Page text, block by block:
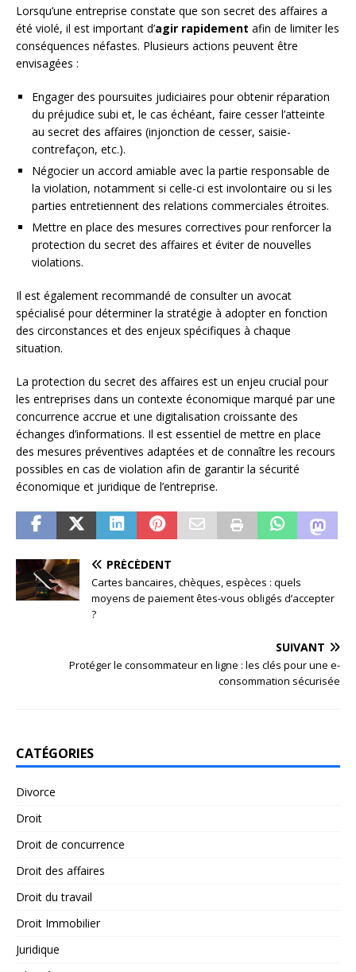
Lorsqu’une entreprise constate que son secret des affaires a
été violé, il est important d’agir rapidement afin de limiter les
conséquences néfastes. Plusieurs actions peuvent être
envisagées :
Engager des poursuites judiciaires pour obtenir réparation
du préjudice subi et, le cas échéant, faire cesser l’atteinte
au secret des affaires (injonction de cesser, saisie-
contrefaçon, etc.).
Négocier un accord amiable avec la partie responsable de
la violation, notamment si celle-ci est involontaire ou si les
parties entretiennent des relations commerciales étroites.
Mettre en place des mesures correctives pour renforcer la
protection du secret des affaires et éviter de nouvelles
violations.
Il est également recommandé de consulter un avocat
spécialisé pour déterminer la stratégie à adopter en fonction
des circonstances et des enjeux spécifiques à chaque
situation.
La protection du secret des affaires est un enjeu crucial pour
les entreprises dans un contexte économique marqué par une
concurrence accrue et une digitalisation croissante des
échanges d’informations. Il est essentiel de mettre en place
des mesures préventives adaptées et de connaître les recours
possibles en cas de violation afin de garantir la sécurité
économique et juridique de l’entreprise.
PRÉCÉDENT
Cartes bancaires, chèques, espèces : quels
moyens de paiement êtes-vous obligés d’accepter
?
SUIVANT
Protéger le consommateur en ligne : les clés pour une e-
consommation sécurisée
CATÉGORIES
Divorce
Droit
Droit de concurrence
Droit des affaires
Droit du travail
Droit Immobilier
Juridique